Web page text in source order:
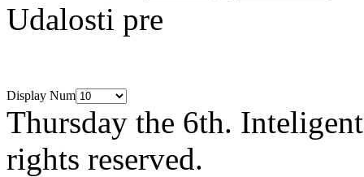
Udalosti pre
Display Num
Thursday the 6th.
rights reserved.